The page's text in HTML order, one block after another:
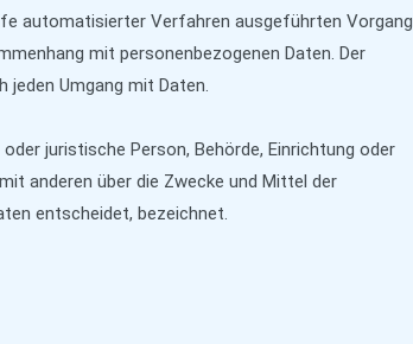
automatisierter Verfahren ausgeführten Vorgang
mit personenbezogenen Daten. Der
Umgang mit Daten.
juristische Person, Behörde, Einrichtung oder
anderen über die Zwecke und Mittel der
entscheidet, bezeichnet.